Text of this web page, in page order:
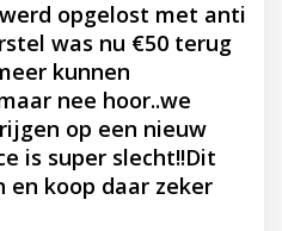
opgelost met anti
was nu €50 terug
kunnen
nee hoor..we
op een nieuw
is super slecht!!Dit
en koop daar zeker